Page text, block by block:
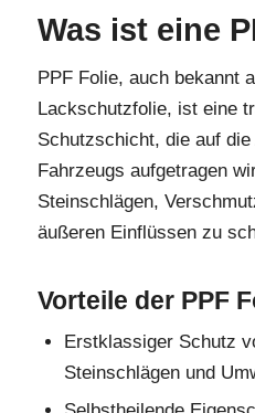
Was ist eine
PPF Folie, auch bekannt
Lackschutzfolie, ist eine
Schutzschicht, die auf
Fahrzeugs aufgetragen
Steinschlägen,
äußeren Einflüssen zu
Vorteile der PPF
Erstklassiger Schutz
Steinschlägen und